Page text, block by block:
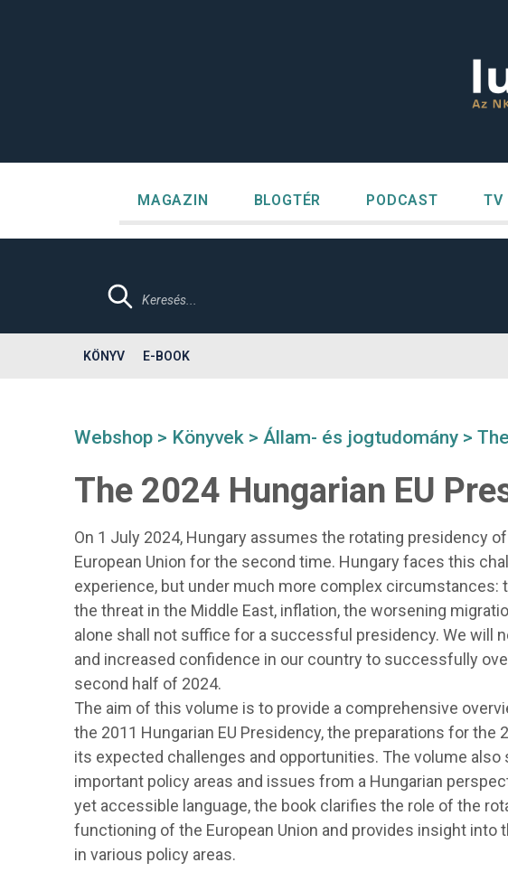
MAGAZIN BLOGTÉR PODCAST TV
Products
search
KÖNYV E-BOOK
Webshop > Könyvek > Állam- és jogtudomány >
The 2024 Hungarian EU
On 1 July 2024, Hungary assumes the rotating presidency
European Union for the second time. Hungary faces this
experience, but under much more complex circumstances:
the threat in the Middle East, inflation, the worsening
alone shall not suffice for a successful presidency. We will
and increased confidence in our country to successfully
second half of 2024.
The aim of this volume is to provide a comprehensive
the 2011 Hungarian EU Presidency, the preparations for the
its expected challenges and opportunities. The volume
important policy areas and issues from a Hungarian
yet accessible language, the book clarifies the role of the
functioning of the European Union and provides insight into
in various policy areas.